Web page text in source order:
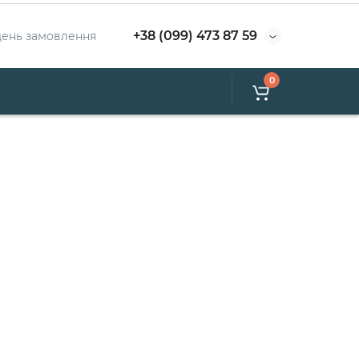
замовлення +38 (099) 473 87 59
0